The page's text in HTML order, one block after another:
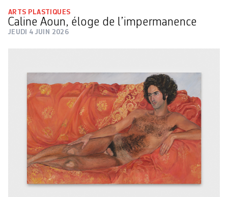
ARTS PLASTIQUES
Caline Aoun, éloge de l’impermanence
JEUDI 4 JUIN 2026